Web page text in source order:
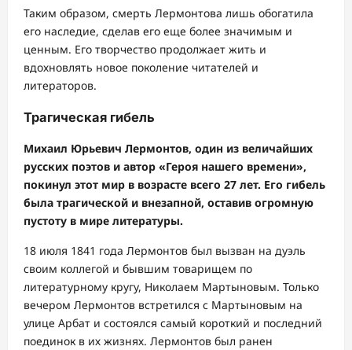
Таким образом, смерть Лермонтова лишь обогатила
его наследие, сделав его еще более значимым и
ценным. Его творчество продолжает жить и
вдохновлять новое поколение читателей и
литераторов.
Трагическая гибель
Михаил Юрьевич Лермонтов, один из величайших
русских поэтов и автор «Героя нашего времени»,
покинул этот мир в возрасте всего 27 лет. Его гибель
была трагической и внезапной, оставив огромную
пустоту в мире литературы.
18 июля 1841 года Лермонтов был вызван на дуэль
своим коллегой и бывшим товарищем по
литературному кругу, Николаем Мартыновым. Только
вечером Лермонтов встретился с Мартыновым на
улице Арбат и состоялся самый короткий и последний
поединок в их жизнях. Лермонтов был ранен